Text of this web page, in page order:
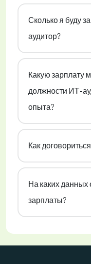
Сколько я буду
аудитор?
Какую зарплату
должности ИТ-
опыта?
Как
На каких данных
зарплаты?